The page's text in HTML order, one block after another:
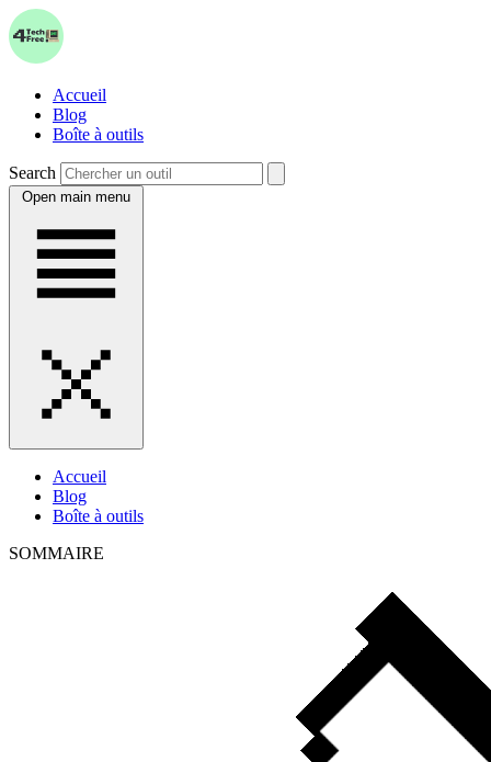
Accueil
Blog
Boîte à outils
Search
Open main menu
Accueil
Blog
Boîte à outils
SOMMAIRE